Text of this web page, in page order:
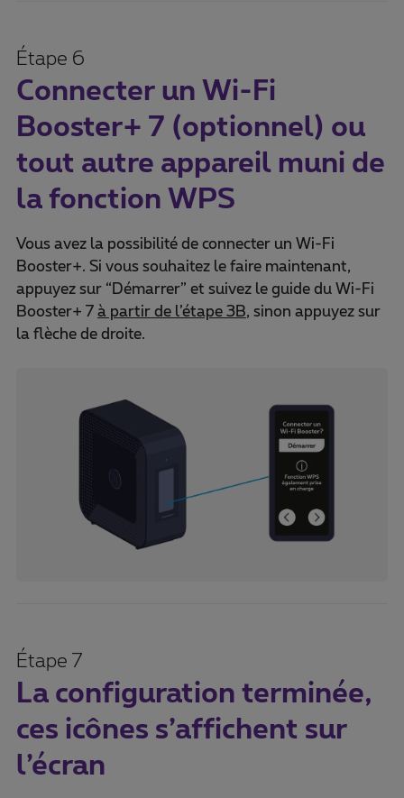
Étape 6
Connecter un Wi-Fi
Booster+ 7 (optionnel) ou
tout autre appareil muni de
la fonction WPS
Vous avez la possibilité de connecter un Wi-Fi
Booster+. Si vous souhaitez le faire maintenant,
appuyez sur “Démarrer” et suivez le guide du Wi-Fi
Booster+ 7 à partir de l’étape 3B, sinon appuyez sur
la flèche de droite.
Étape 7
La configuration terminée,
ces icônes s’affichent sur
l’écran